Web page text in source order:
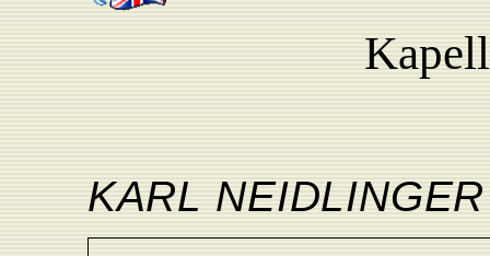
KARL NEIDLINGER